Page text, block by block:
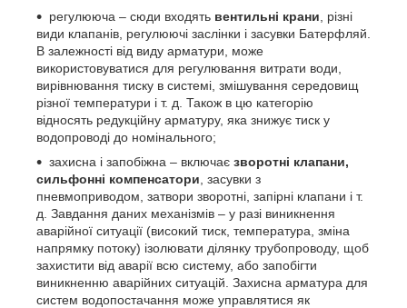
регулююча – сюди входять вентильні крани , різні
види клапанів, регулюючі заслінки і засувки Батерфляй.
В залежності від виду арматури, може
використовуватися для регулювання витрати води,
вирівнювання тиску в системі, змішування середовищ
різної температури і т. д. Також в цю категорію
відносять редукційну арматуру, яка знижує тиск у
водопроводі до номінального;
захисна і запобіжна – включає зворотні клапани,
сильфонні компенсатори , засувки з
пневмоприводом, затвори зворотні, запірні клапани і т.
д. Завдання даних механізмів – у разі виникнення
аварійної ситуації (високий тиск, температура, зміна
напрямку потоку) ізолювати ділянку трубопроводу, щоб
захистити від аварії всю систему, або запобігти
виникненню аварійних ситуацій. Захисна арматура для
систем водопостачання може управлятися як